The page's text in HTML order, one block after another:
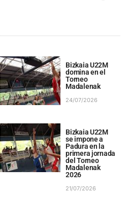
Bizkaia U22M
domina en el
Torneo
Madalenak
24/07/2026
Bizkaia U22M
se impone a
Padura en la
primera jornada
del Torneo
Madalenak
2026
21/07/2026